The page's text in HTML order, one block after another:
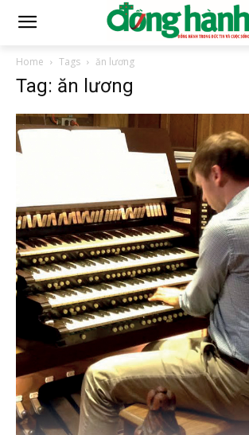
Home Tags ăn lương
Tag: ăn lương